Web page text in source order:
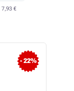
7,93 €
- 22%